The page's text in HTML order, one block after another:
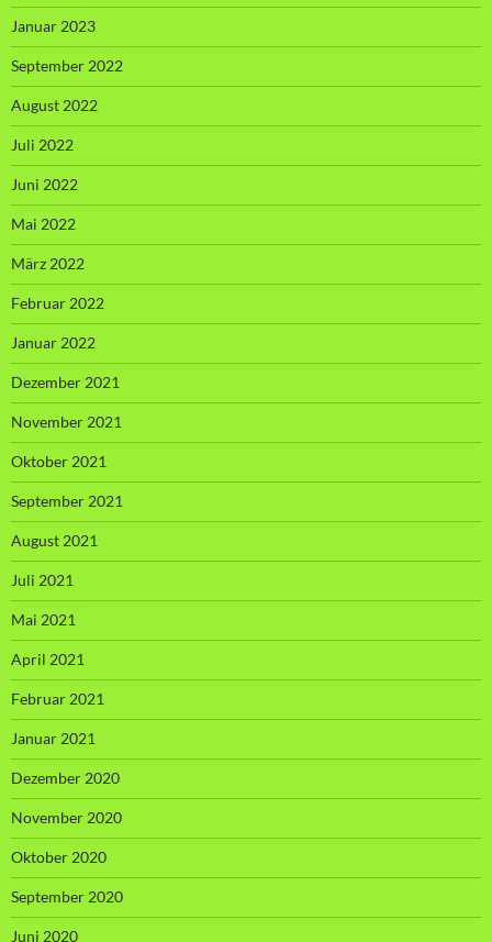
Januar 2023
September 2022
August 2022
Juli 2022
Juni 2022
Mai 2022
März 2022
Februar 2022
Januar 2022
Dezember 2021
November 2021
Oktober 2021
September 2021
August 2021
Juli 2021
Mai 2021
April 2021
Februar 2021
Januar 2021
Dezember 2020
November 2020
Oktober 2020
September 2020
Juni 2020